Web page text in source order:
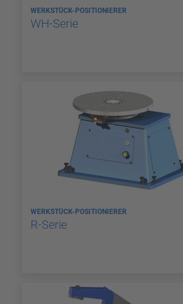
WERKSTÜCK-POSITIONIERER
WH-Serie
WERKSTÜCK-POSITIONIERER
R-Serie